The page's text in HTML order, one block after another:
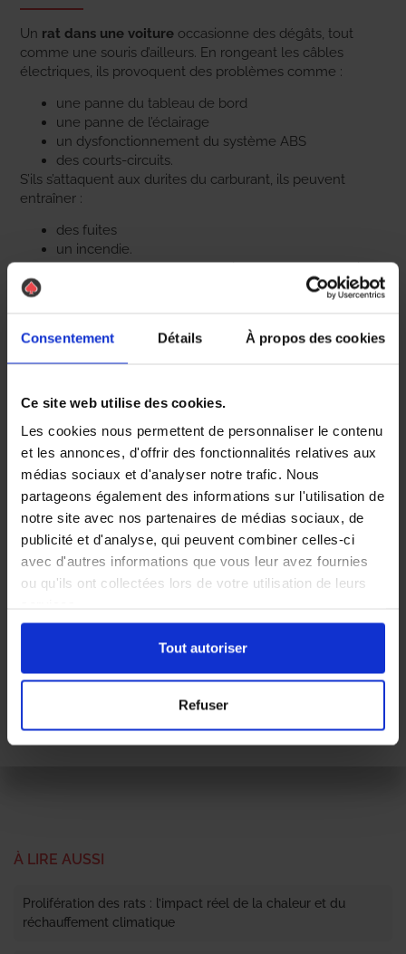
Consentement Détails À propos des cookies
Ce site web utilise des cookies.
Les cookies nous permettent de personnaliser le contenu
et les annonces, d'offrir des fonctionnalités relatives aux
médias sociaux et d'analyser notre trafic. Nous
partageons également des informations sur l'utilisation de
notre site avec nos partenaires de médias sociaux, de
publicité et d'analyse, qui peuvent combiner celles-ci
avec d'autres informations que vous leur avez fournies
ou qu'ils ont collectées lors de votre utilisation de leurs
Tout autoriser
Refuser
Un rat dans une voiture occasionne des dégâts, tout
comme une souris d’ailleurs. En rongeant les câbles
électriques, ils provoquent des problèmes comme :
une panne du tableau de bord
une panne de l’éclairage
un dysfonctionnement du système ABS
des courts-circuits.
S’ils s’attaquent aux durites du carburant, ils peuvent
entraîner :
des fuites
un incendie.
des automobilistes. Ils ont aussi un coût financier puisqu’il
abîmés. Cependant, rares sont les contrats d’assurance
auto à prendre en charge les dommages causés parles
rats et souris.
Quelle solution contre les rats et souris
Pour éviter d’avoir unrat dans une voiture , la dératisation
s’avère la technique la plus efficace. Chez AS DE PIC, elle
fait partie des expertises de nos agences. Nos équipes
peuvent intervenir dans de nombreuses villes de France
pour lutter contre la prolifération de ces rongeurs.
Des mesures de prévention peuvent aussi être adoptées
dont :
stationner son véhicule loin de poubelles
ne pas laisser de nourriture ou miettes dans
utiliser un répulsif olfactif ou installer un dispositif à
ultrasons pour faire fuir les rats et souris.
À LIRE AUSSI
Prolifération des rats : l’impact réel de la chaleur et du
réchauffement climatique